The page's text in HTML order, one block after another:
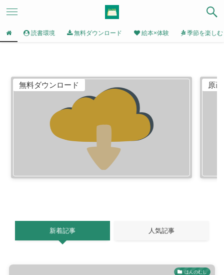
読書環境 無料ダウンロード 絵本×体験 季節を楽しむ
無料ダウンロード 原
新着記事 人気記事
ほんのむし